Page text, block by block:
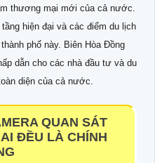
thương mại mới của cả nước.
hiện đại và các điểm du lịch
phố này. Biên Hòa Đồng
dẫn cho các nhà đầu tư và du
diện của cả nước.
QUAN SÁT
ĐỀU LÀ CHÍNH